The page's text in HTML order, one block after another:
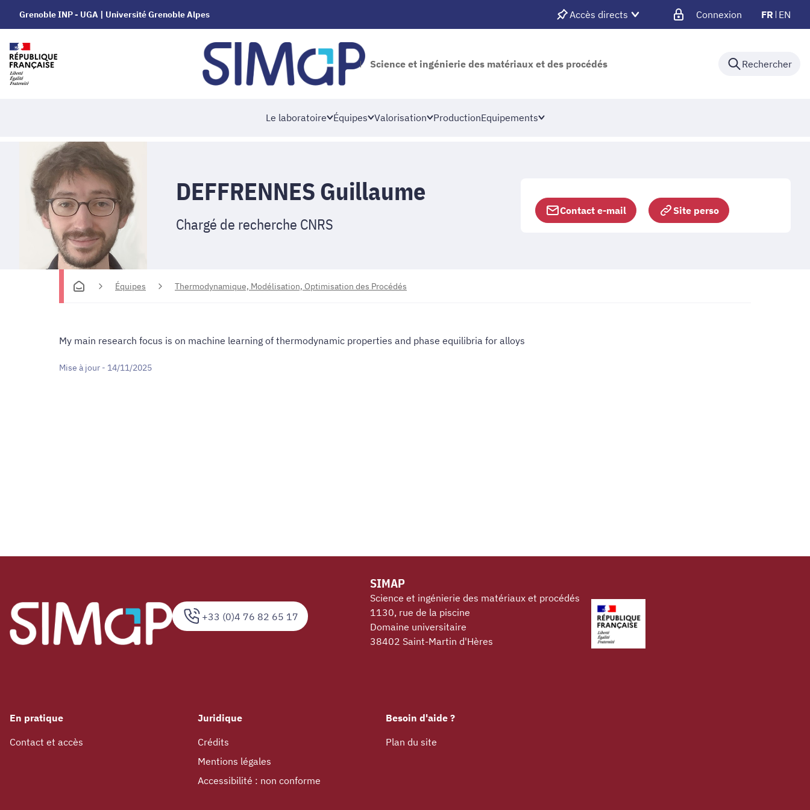
Grenoble INP - UGA | Université Grenoble Alpes Accès directs Connexion FR EN
Science et ingénierie des matériaux et des procédés Rechercher
Le laboratoire Équipes Valorisation ProductionEquipements
DEFFRENNES Guillaume
Chargé de recherche CNRS
Contact e-mail Site perso
Équipes Thermodynamique, Modélisation, Optimisation des Procédés
My main research focus is on machine learning of thermodynamic properties and phase equilibria for alloys
Mise à jour - 14/11/2025
+33 (0)4 76 82 65 17
SIMAP
Science et ingénierie des matériaux et procédés
1130, rue de la piscine
Domaine universitaire
38402 Saint-Martin d'Hères
En pratique
Contact et accès
Juridique
Crédits
Mentions légales
Accessibilité : non conforme
Besoin d'aide ?
Plan du site